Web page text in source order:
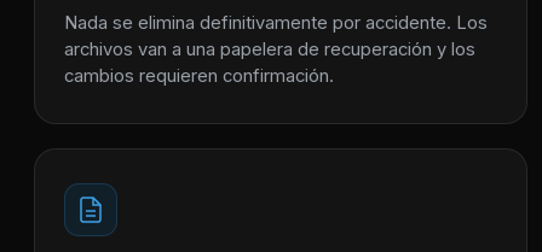
Nada se elimina definitivamente por accidente. Los
archivos van a una papelera de recuperación y los
cambios requieren confirmación.